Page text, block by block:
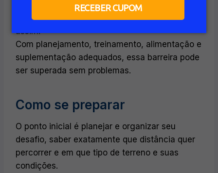
RECEBER CUPOM
ciclismo é uma barreira tanto física quanto
mental, mas não precisa ser tão complicado
assim.
Com planejamento, treinamento, alimentação e
suplementação adequados, essa barreira pode
ser superada sem problemas.
Como se preparar
O ponto inicial é planejar e organizar seu
desafio, saber exatamente que distância quer
percorrer e em que tipo de terreno e suas
condições.